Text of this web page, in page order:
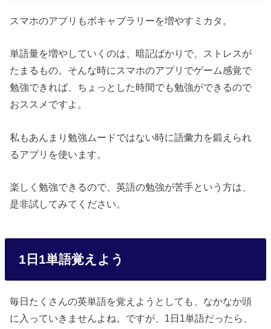
スマホのアプリもボキャブラリーを増やすミカタ。
単語量を増やしていくのは、暗記ばかりで、ストレスが
たまるもの。そんな時にスマホのアプリでゲーム感覚で
勉強できれば、ちょっとした時間でも勉強ができるので
おススメですよ。
私もあんまり勉強ムードではない時に語彙力を鍛えられ
るアプリを使います。
楽しく勉強できるので、英語の勉強が苦手という方は、
是非試してみてください。
1日1単語覚えよう
毎日たくさんの英単語を覚えようとしても、なかなか頭
に入っていきませんよね。ですが、1日1単語だったら、